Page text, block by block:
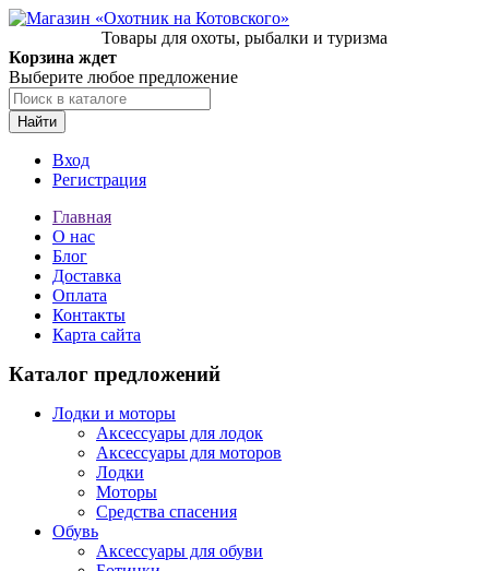
Товары для охоты, рыбалки и туризма
Корзина ждет
Выберите любое предложение
Найти
Вход
Регистрация
Главная
О нас
Блог
Доставка
Оплата
Контакты
Карта сайта
Каталог предложений
Лодки и моторы
Аксессуары для лодок
Аксессуары для моторов
Лодки
Моторы
Средства спасения
Обувь
Аксессуары для обуви